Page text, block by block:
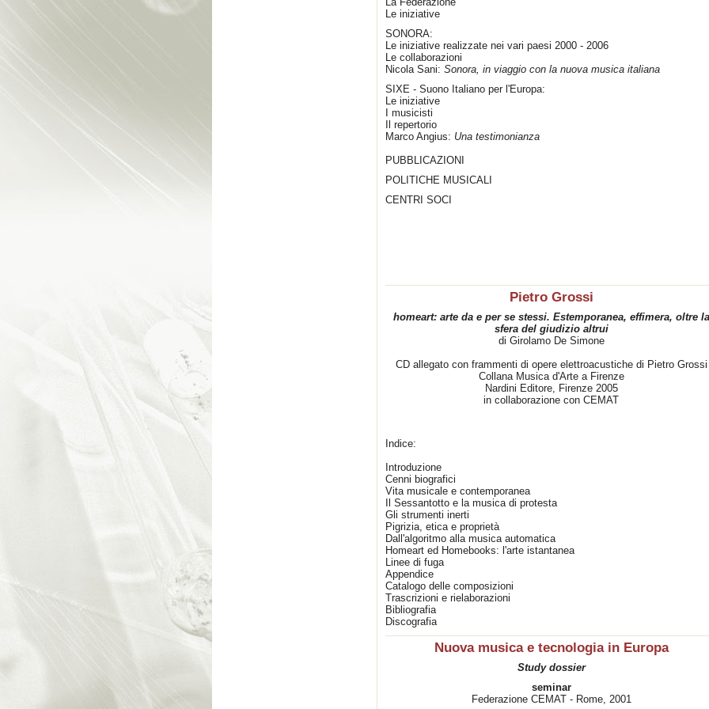
Le iniziative
SONORA:
Le iniziative realizzate nei vari paesi 2000 - 2006
Le collaborazioni
Nicola Sani: Sonora, in viaggio con la nuova musica italiana
SIXE - Suono Italiano per l'Europa:
Le iniziative
I musicisti
Il repertorio
Marco Angius: Una testimonianza
PUBBLICAZIONI
POLITICHE MUSICALI
CENTRI SOCI
Pietro Grossi
homeart: arte da e per se stessi. Estemporanea, effimera, oltre la
sfera del giudizio altrui
di Girolamo De Simone
CD allegato con frammenti di opere elettroacustiche di Pietro Grossi
Collana Musica d'Arte a Firenze
Nardini Editore, Firenze 2005
in collaborazione con CEMAT
Indice:
Introduzione
Cenni biografici
Vita musicale e contemporanea
Il Sessantotto e la musica di protesta
Gli strumenti inerti
Pigrizia, etica e proprietà
Dall'algoritmo alla musica automatica
Homeart ed Homebooks: l'arte istantanea
Linee di fuga
Appendice
Catalogo delle composizioni
Trascrizioni e rielaborazioni
Bibliografia
Discografia
Nuova musica e tecnologia in Europa
Study dossier
seminar
Federazione CEMAT - Rome, 2001